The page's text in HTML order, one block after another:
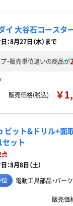
イ 大谷石コースタ
：8月27日（木）まで
・販売単位違いの商品が
販売価格(税込)
￥
ビット&ドリル+面
ット
：8月8日（土）
電動工具部品・パーツ
販売価